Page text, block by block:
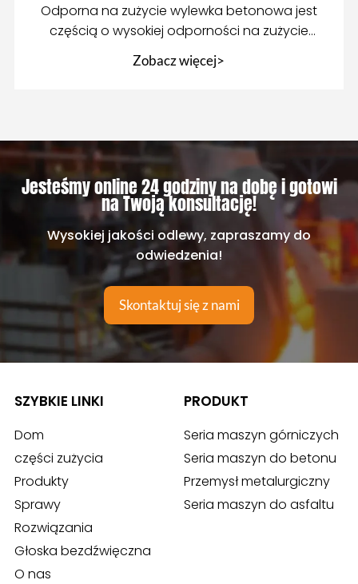
Odporna na zużycie wylewka betonowa jest
częścią o wysokiej odporności na zużycie
przeznaczoną do mieszania betonu
Zobacz więcej>
Jesteśmy online 24 godziny na dobę i gotowi
na Twoją konsultację!
Wysokiej jakości odlewy, zapraszamy do
odwiedzenia!
Skontaktuj się z nami
SZYBKIE LINKI
Dom
części zużycia
Produkty
Sprawy
Rozwiązania
Głoska bezdźwięczna
O nas
PRODUKT
Seria maszyn górniczych
Seria maszyn do betonu
Przemysł metalurgiczny
Seria maszyn do asfaltu